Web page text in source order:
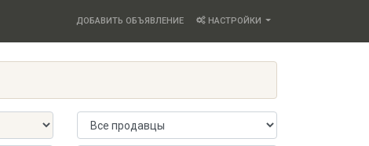
ДОБАВИТЬ ОБЪЯВЛЕНИЕ НАСТРОЙКИ
Продавец